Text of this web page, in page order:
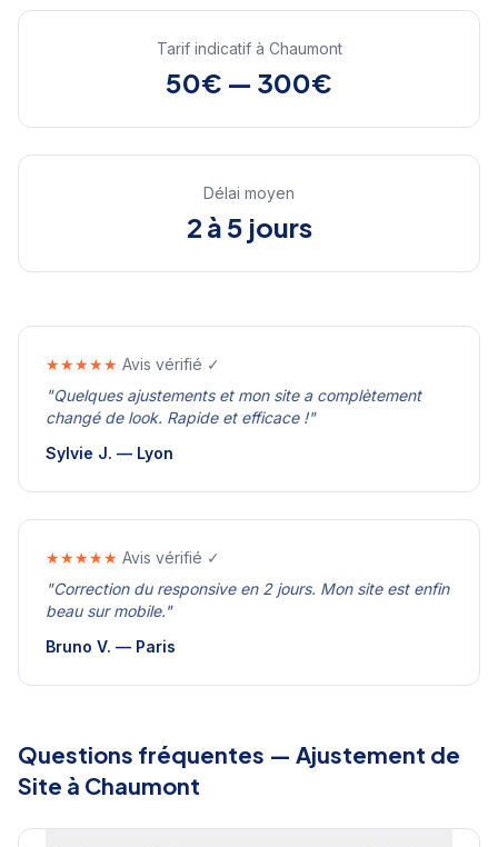
Tarif indicatif à Chaumont
50€ — 300€
Délai moyen
2 à 5 jours
★★★★★ Avis vérifié ✓
"Quelques ajustements et mon site a complètement
changé de look. Rapide et efficace !"
Sylvie J. — Lyon
★★★★★ Avis vérifié ✓
"Correction du responsive en 2 jours. Mon site est enfin
beau sur mobile."
Bruno V. — Paris
Questions fréquentes — Ajustement de
Site à Chaumont